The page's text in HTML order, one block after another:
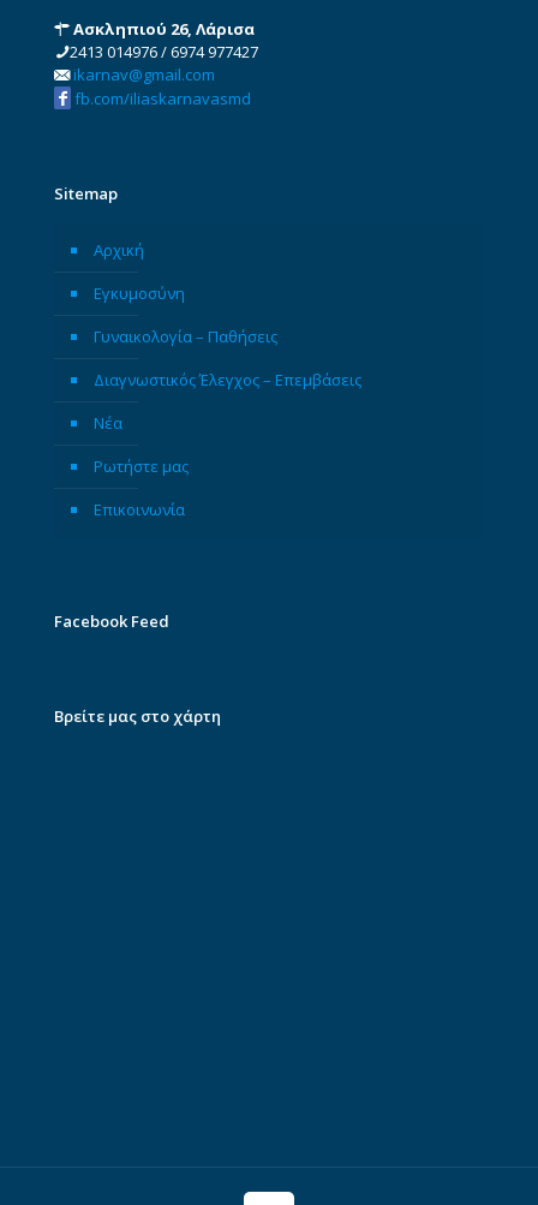
Ασκληπιού 26, Λάρισα
2413 014976/6974 977427
ikarnav@gmail.com
fb.com/iliaskarnavasmd
Sitemap
Αρχική
Εγκυμοσύνη
Γυναικολογία – Παθήσεις
Διαγνωστικός Έλεγχος – Επεμβάσεις
Νέα
Ρωτήστε μας
Επικοινωνία
Facebook Feed
Βρείτε μας στο χάρτη